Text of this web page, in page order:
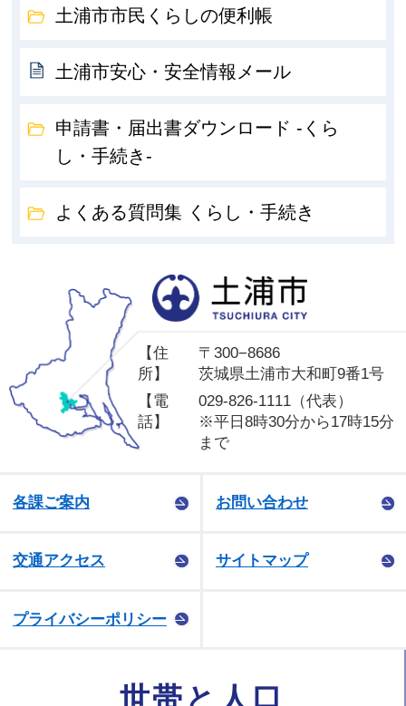
土浦市市民くらしの便利帳
土浦市安心・安全情報メール
申請書・届出書ダウンロード -くら
し・手続き-
よくある質問集 くらし・手続き
【住
所】
〒300−8686
茨城県土浦市大和町9番1号
【電
話】
029-826-1111（代表）
※平日8時30分から17時15分
まで
各課ご案内 お問い合わせ
交通アクセス サイトマップ
プライバシーポリシー